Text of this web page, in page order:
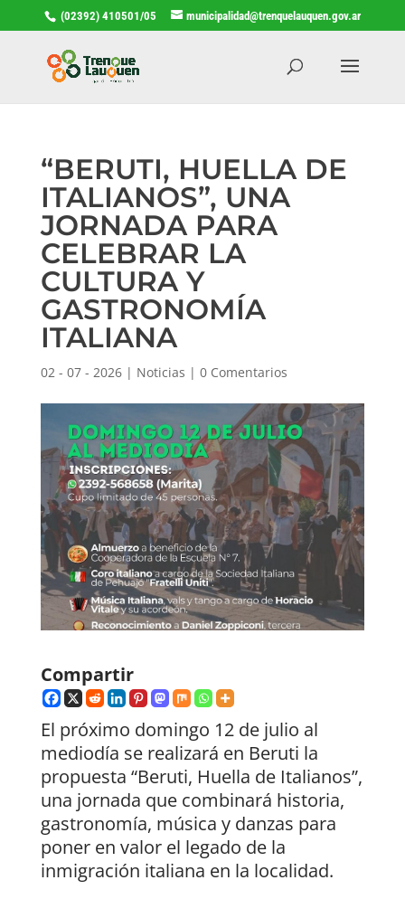
(02392) 410501/05 municipalidad@trenquelauquen.gov.ar
“BERUTI, HUELLA DE
ITALIANOS”, UNA
JORNADA PARA
CELEBRAR LA
CULTURA Y
GASTRONOMÍA
ITALIANA
02 - 07 - 2026| Noticias | 0 Comentarios
Compartir
El próximo domingo 12 de julio al
mediodía se realizará en Beruti la
propuesta “Beruti, Huella de Italianos”,
una jornada que combinará historia,
gastronomía, música y danzas para
poner en valor el legado de la
inmigración italiana en la localidad.